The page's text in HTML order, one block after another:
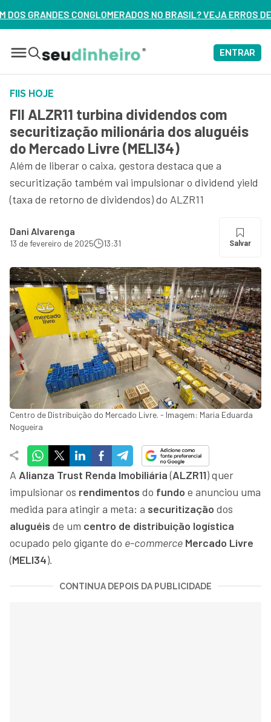
NO BRASIL? VEJA ERROS DE 3 DELES – ASSISTA AGORA
ENTRAR
FIIS HOJE
FII ALZR11 turbina dividendos com
securitização milionária dos aluguéis
do Mercado Livre (MELI34)
Além de liberar o caixa, gestora destaca que a
securitização também vai impulsionar o dividend yield
(taxa de retorno de dividendos) do ALZR11
Dani Alvarenga
13 de fevereiro de 2025 13:31 Salvar
Centro de Distribuição do Mercado Livre. - Imagem: Maria Eduarda
Nogueira
A Alianza Trust Renda Imobiliária(ALZR11) quer
impulsionar os rendimentos do fundo e anunciou uma
medida para atingir a meta: a securitização dos
aluguéis de um centro de distribuição logística
ocupado pelo gigante do e-commerce Mercado Livre
(MELI34).
CONTINUA DEPOIS DA PUBLICIDADE